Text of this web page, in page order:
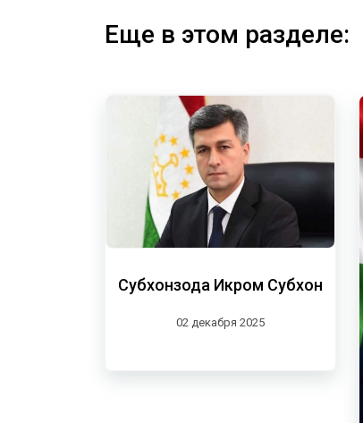
Еще в этом разделе:
Субхонзода Икром Субхон
02 декабря 2025